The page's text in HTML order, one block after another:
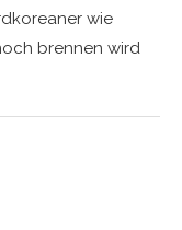
wie
brennen wird